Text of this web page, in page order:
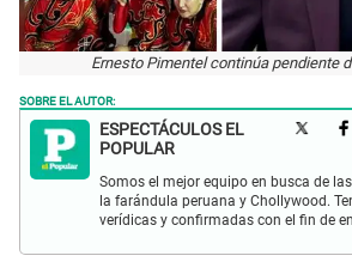
Ernesto Pimentel continúa pendiente
SOBRE EL AUTOR:
ESPECTÁCULOS EL
POPULAR
Somos el mejor equipo en busca de
la farándula peruana y Chollywood.
verídicas y confirmadas con el fin de